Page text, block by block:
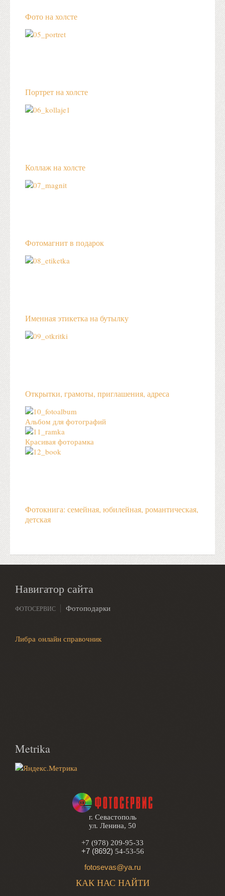
Фото на холсте
Портрет на холсте
Коллаж на холсте
Фотомагнит в подарок
Именная этикетка на бутылку
Открытки, грамоты, приглашения, адреса
Альбом для фотографий
Красивая фоторамка
Фотокнига: семейная, юбилейная, романтическая,
детская
Навигатор сайта
ФОТОСЕРВИС Фотоподарки
Либра онлайн справочник
Metrika
г. Севастополь
ул. Ленина, 50
+7 (978) 209-95-33
+7 (8692) 54-53-56
fotosevas@ya.ru
КАК НАС НАЙТИ